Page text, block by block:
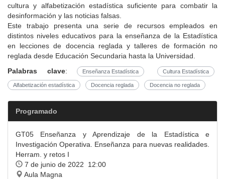
cultura y alfabetización estadística suficiente para combatir la
desinformación y las noticias falsas.
Este trabajo presenta una serie de recursos empleados en
distintos niveles educativos para la enseñanza de la Estadística
en lecciones de docencia reglada y talleres de formación no
reglada desde Educación Secundaria hasta la Universidad.
Palabras clave: Enseñanza Estadística Cultura Estadística
Alfabetización estadística Docencia reglada Docencia no reglada
Programado
GT05 Enseñanza y Aprendizaje de la Estadística e
Investigación Operativa. Enseñanza para nuevas realidades.
Herram. y retos I
7 de junio de 2022 12:00
Aula Magna